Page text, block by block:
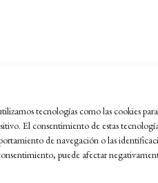
tecnologías como las cookies
El consentimiento de estas
de navegación o las
puede afectar